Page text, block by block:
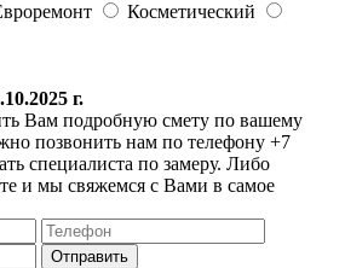
Косметический
г.
Вам подробную смету по вашему
позвонить нам по телефону +7
специалиста по замеру. Либо
и мы свяжемся с Вами в самое
Отправить